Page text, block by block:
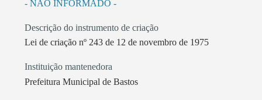
- NÃO INFORMADO -
Descrição do instrumento de criação
Lei de criação nº 243 de 12 de novembro de 1975
Instituição mantenedora
Prefeitura Municipal de Bastos